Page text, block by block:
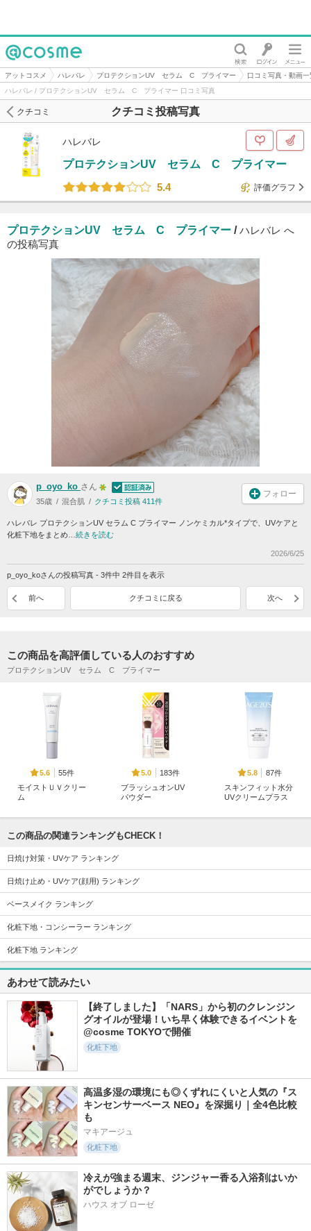
@cosme
アットコスメ ハレバレ プロテクションUV セラム C プライマー
口コミ写真・動画一
ハレバレ / プロテクションUV セラム C プライマー 口コミ写真
クチコミ投稿写真
クチコミ
ハレバレ
プロテクションUV セラム C プライマー
5.4
評価グラフ
プロテクションUV セラム C プライマー /ハレバレ へ
の投稿写真
p_oyo_ko さん
35歳 混合肌 クチコミ投稿 411件
フォロー
ハレバレ プロテクションUV セラム C プライマー ノンケミカル*タイプで、UVケアと
化粧下地をまとめ… 続きを読む
2026/6/25
p_oyo_koさんの投稿写真 - 3件中 2件目を表示
前へ クチコミに戻る 次へ
この商品を高評価している人のおすすめ
プロテクションUV セラム C プライマー
5.6
55件
モイストＵＶクリー
ム
5.0
183件
ブラッシュオンUV
パウダー
5.8
87件
スキンフィット水分
UVクリームプラス
5.9
2043件
ヒアルーシカ ウォ
SKIN1004
スキンプライマー U
ブリリアージュ
プロテクションUV
セラム C スティッ
ク
ハレバレ
SAM'U
ミルクミスト
ニベア
5.6
72件
UVシールド エアフ
ィット リペア サン
クリーム
5.6
2654件
ニベアUV ディープ
プロテクト＆ケア
5.7
50件
この商品の関連ランキングもCHECK！
日焼け対策・UVケア ランキング
日焼け止め・UVケア(顔用) ランキング
ベースメイク ランキング
化粧下地・コンシーラー ランキング
化粧下地 ランキング
あわせて読みたい
【終了しました】「NARS」から初のクレンジン
グオイルが登場！いち早く体験できるイベントを
@cosme TOKYOで開催
化粧下地
高温多湿の環境にも◎くずれにくいと人気の『ス
キンセンサーベース NEO』を深掘り｜全4色比較
も
マキアージュ
化粧下地
冷えが強まる週末、ジンジャー香る入浴剤はいか
がでしょうか？
ハウス オブ ローゼ